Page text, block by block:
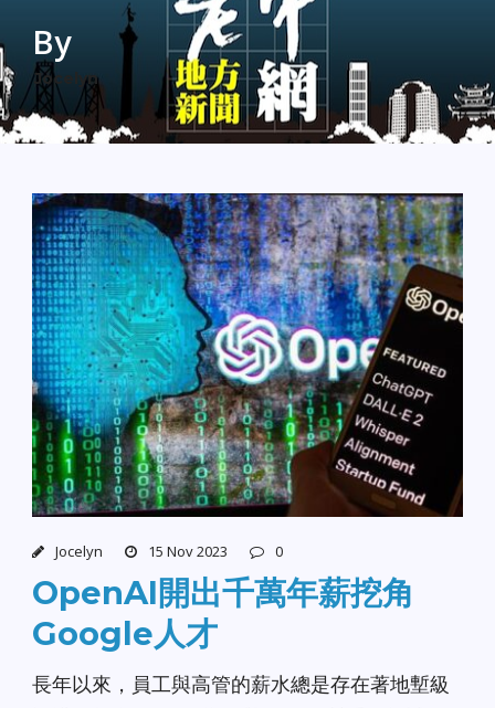
By
Jocelyn
Jocelyn 15 Nov 2023 0
OpenAI開出千萬年薪挖角
Google人才
長年以來，員工與高管的薪水總是存在著地塹級